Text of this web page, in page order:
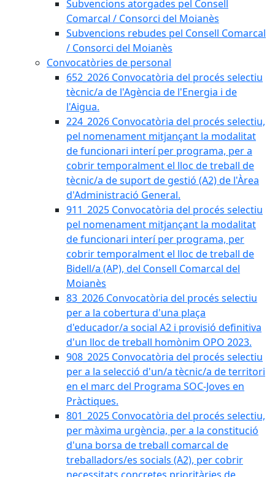
Subvencions atorgades pel Consell
Comarcal / Consorci del Moianès
Subvencions rebudes pel Consell Comarcal
/ Consorci del Moianès
Convocatòries de personal
652_2026 Convocatòria del procés selectiu
tècnic/a de l'Agència de l'Energia i de
l'Aigua.
224_2026 Convocatòria del procés selectiu,
pel nomenament mitjançant la modalitat
de funcionari interí per programa, per a
cobrir temporalment el lloc de treball de
tècnic/a de suport de gestió (A2) de l'Àrea
d'Administració General.
911_2025 Convocatòria del procés selectiu
pel nomenament mitjançant la modalitat
de funcionari interí per programa, per
cobrir temporalment el lloc de treball de
Bidell/a (AP), del Consell Comarcal del
Moianès
83_2026 Convocatòria del procés selectiu
per a la cobertura d'una plaça
d'educador/a social A2 i provisió definitiva
d'un lloc de treball homònim OPO 2023.
908_2025 Convocatòria del procés selectiu
per a la selecció d'un/a tècnic/a de territori
en el marc del Programa SOC-Joves en
Pràctiques.
801_2025 Convocatòria del procés selectiu,
per màxima urgència, per a la constitució
d'una borsa de treball comarcal de
treballadors/es socials (A2), per cobrir